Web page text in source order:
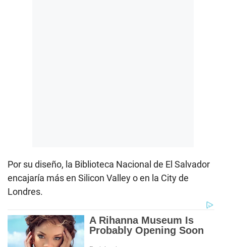
Por su diseño, la Biblioteca Nacional de El Salvador
encajaría más en Silicon Valley o en la City de
Londres.